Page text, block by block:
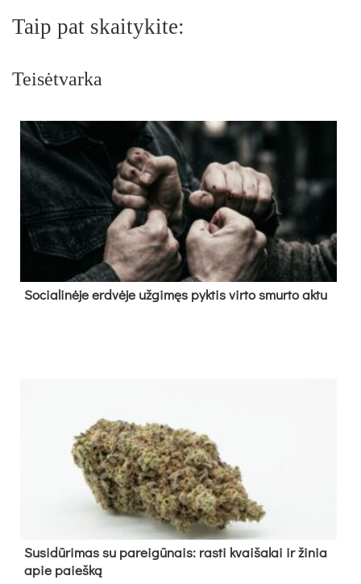
Taip pat skaitykite:
Teisėtvarka
So­cia­li­nė­je erd­vė­je už­gi­męs pyk­tis vir­to smur­to ak­tu
Su­si­dū­ri­mas su pa­rei­gū­nais: ras­ti kvai­ša­lai ir ži­nia
apie paieš­ką